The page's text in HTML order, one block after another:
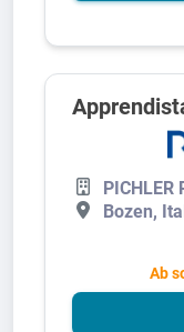
Bozen,
Ab